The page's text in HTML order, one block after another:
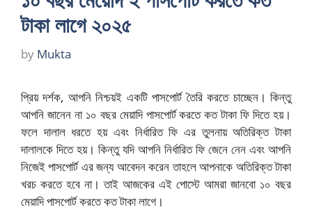
টাকা লাগে ২০২৫
by Mukta
প্রিয় দর্শক, আপনি নিশ্চয়ই একটি পাসপোর্ট তৈরি করতে চাচ্ছেন। কিন্তু
আপনি জানেন না ১০ বছর মেয়াদি পাসপোর্ট করতে কত টাকা ফি দিতে হয়।
ফলে দালাল ধরতে হয় এবং নির্ধারিত ফি এর তুলনায় অতিরিক্ত টাকা
দালালকে দিতে হয়। কিন্তু যদি আপনি নির্ধারিত ফি জেনে নেন এবং আপনি
নিজেই পাসপোর্ট এর জন্য আবেদন করেন তাহলে আপনাকে অতিরিক্ত টাকা
খরচ করতে হবে না। তাই আজকের এই পোস্টে আমরা জানবো ১০ বছর
মেয়াদি পাসপোর্ট করতে কত টাকা লাগে।